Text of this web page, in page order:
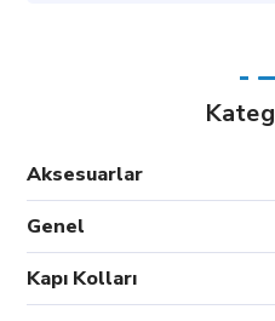
Aksesuarlar
Genel
Kapı Kolları